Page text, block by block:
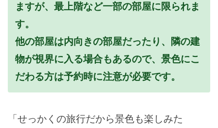
ますが、最上階など一部の部屋に限られま
す。
他の部屋は内向きの部屋だったり、隣の建
物が視界に入る場合もあるので、景色にこ
だわる方は予約時に注意が必要です。
「せっかくの旅行だから景色も楽しみた